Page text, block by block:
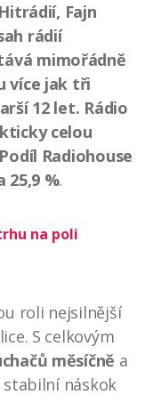
Fajn
rádií
mimořádně
více jak tři
12 let. Rádio
celou
Radiohouse
25,9 %.
na poli
roli nejsilnější
S celkovým
měsíčně a
náskok